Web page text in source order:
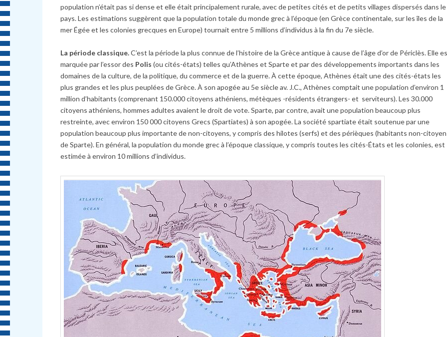
population n’était pas si dense et elle était principalement rurale, avec de petites cités et de petits villages dispersés dans le
pays. Les estimations suggèrent que la population totale du monde grec à l’époque (en Grèce continentale, sur les îles de la
mer Égée et les colonies grecques en Europe) tournait entre 5 millions d’individus à la fin du 7e siècle.
La période classique.C’est la période la plus connue de l’histoire de la Grèce antique à cause de l’âge d’or de Périclès. Elle
marquée par l’essor des Polis (ou cités-états) telles qu’Athènes et Sparte et par des développements importants dans les
domaines de la culture, de la politique, du commerce et de la guerre. À cette époque, Athènes était une des cités-états les
plus grandes et les plus peuplées de Grèce. À son apogée au 5e siècle av. J.C., Athènes comptait une population d’environ 1
million d’habitants (comprenant 150.000 citoyens athéniens, métèques -résidents étrangers- et serviteurs). Les 30.000
citoyens athéniens, hommes adultes avaient le droit de vote. Sparte, par contre, avait une population beaucoup plus
restreinte, avec environ 150 000 citoyens Grecs (Spartiates) à son apogée. La société spartiate était soutenue par une
population beaucoup plus importante de non-citoyens, y compris des hilotes (serfs) et des périèques (habitants non-
de Sparte). En général, la population du monde grec à l’époque classique, y compris toutes les cités-États et les colonies, est
estimée à environ 10 millions d’individus.